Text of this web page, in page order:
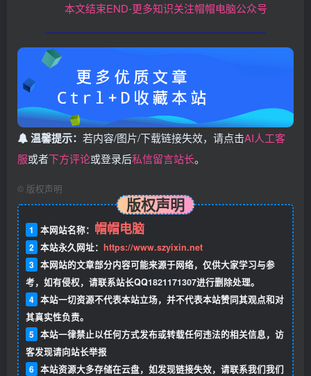
本文结束END-更多知识关注帽帽电脑公众号
温馨提示： 若内容/图片/下载链接失效，请点击AI人工客
服或者下方评论或登录后私信留言站长。
© 版权声明
版权声明
1 本网站名称： 帽帽电脑
2 本站永久网址： https://www.szyixin.net
3 本网站的文章部分内容可能来源于网络，仅供大家学习与参
考，如有侵权，请联系站长QQ1821171307进行删除处理。
4 本站一切资源不代表本站立场，并不代表本站赞同其观点和对
其真实性负责。
5 本站一律禁止以任何方式发布或转载任何违法的相关信息，访
客发现请向站长举报
6 本站资源大多存储在云盘，如发现链接失效，请联系我们我们